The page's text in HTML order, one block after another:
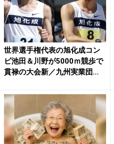
世界選手権代表の旭化成コン
ビ池田＆川野が5000ｍ競歩で
貫禄の大会新／九州実業団...